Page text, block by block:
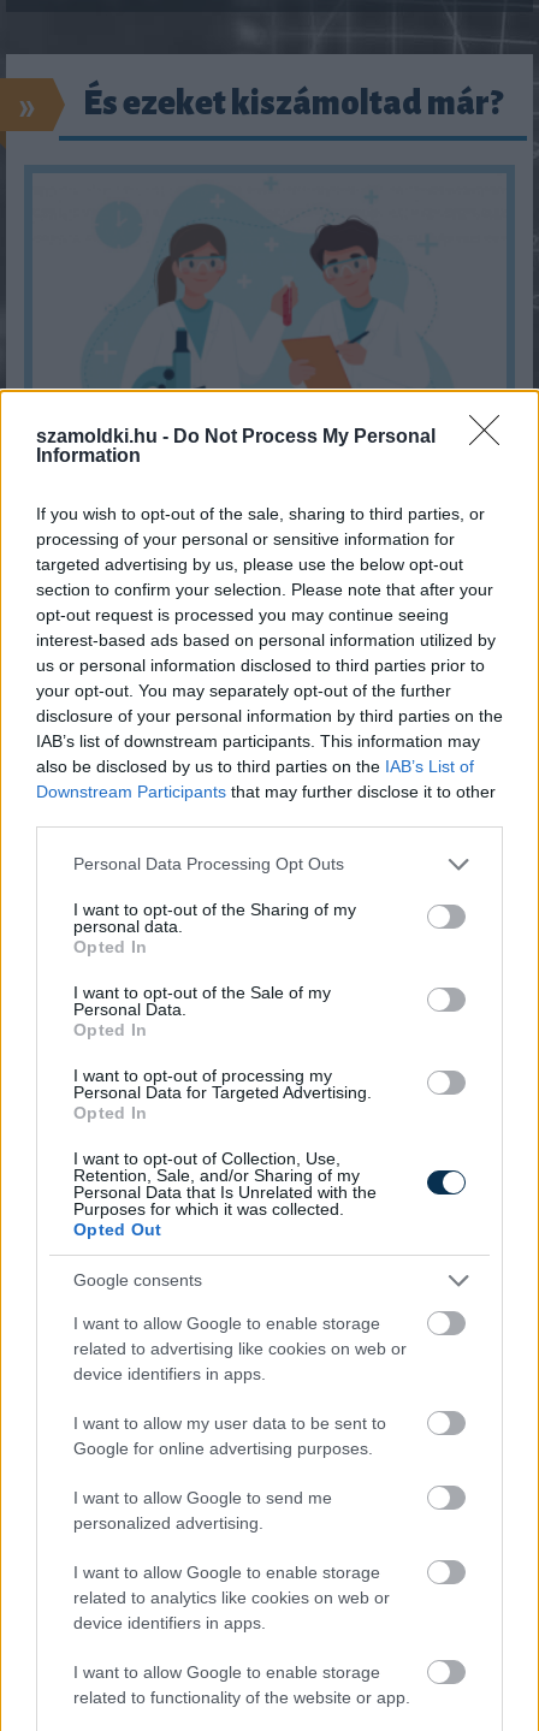
szamoldki.hu - Do Not Process My Personal
Information
If you wish to opt-out of the sale, sharing to third parties, or
processing of your personal or sensitive information for
targeted advertising by us, please use the below opt-out
section to confirm your selection. Please note that after your
opt-out request is processed you may continue seeing
interest-based ads based on personal information utilized by
us or personal information disclosed to third parties prior to
your opt-out. You may separately opt-out of the further
disclosure of your personal information by third parties on the
IAB’s list of downstream participants. This information may
also be disclosed by us to third parties on the IAB’s List of
Downstream Participants that may further disclose it to other
Please note that this website/app uses one or more Google
not limited to your visit or usage behaviour. You may click to
grant or deny consent to Google and its third-party tags to
use your data for below specified purposes in below Google
consent section.
Personal Data Processing Opt Outs
I want to opt-out of the Sharing of my
personal data.
Opted In
I want to opt-out of the Sale of my
Personal Data.
Opted In
I want to opt-out of processing my
Personal Data for Targeted Advertising.
Opted In
I want to opt-out of Collection, Use,
Retention, Sale, and/or Sharing of my
Personal Data that Is Unrelated with the
Purposes for which it was collected.
Opted Out
Google consents
I want to allow Google to enable storage
related to advertising like cookies on web or
device identifiers in apps.
I want to allow my user data to be sent to
Google for online advertising purposes.
I want to allow Google to send me
personalized advertising.
I want to allow Google to enable storage
related to analytics like cookies on web or
device identifiers in apps.
I want to allow Google to enable storage
related to functionality of the website or app.
» És ezeket kiszámoltad már?
KISZÁMOLOM!
Hol kellene élned, hogy boldog légy?
KISZÁMOLOM!
Mennyit tudsz Húsvét ünnepéről?
Melyik állatövi jegyben születtél a kínai horoszkóp
szerint?
KISZÁMOLOM!